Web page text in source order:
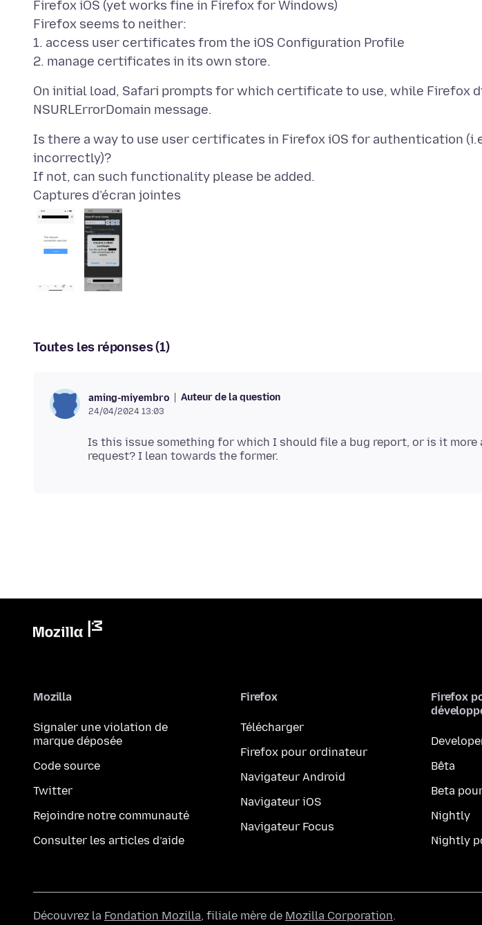
Firefox iOS (yet works fine in Firefox for Windows)
Firefox seems to neither:
1. access user certificates from the iOS Configuration Profile
On initial load, Safari prompts for which certificate to use, while Firefox
Is there a way to use user certificates in Firefox iOS for authentication
incorrectly)?
Captures d’écran jointes
Toutes les réponses (1)
aming-miyembro Auteur de la question
24/04/2024 13:03
Is this issue something for which I should file a bug report, or is it more
Mozilla
Signaler une violation de
marque déposée
Code source
Twitter
Rejoindre notre communauté
Consulter les articles d’aide
Firefox
Télécharger
Firefox pour ordinateur
Navigateur Android
Navigateur iOS
Navigateur Focus
Firefox
Bêta
Beta
Nightly
Nightly
Découvrez la Fondation Mozilla, filiale mère de Mozilla Corporation.